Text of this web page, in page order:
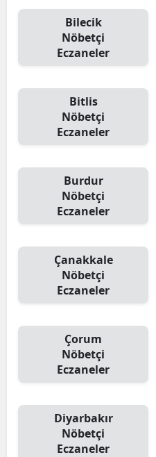
Bilecik
Nöbetçi
Eczaneler
Bitlis
Nöbetçi
Eczaneler
Burdur
Nöbetçi
Eczaneler
Çanakkale
Nöbetçi
Eczaneler
Çorum
Nöbetçi
Eczaneler
Diyarbakır
Nöbetçi
Eczaneler